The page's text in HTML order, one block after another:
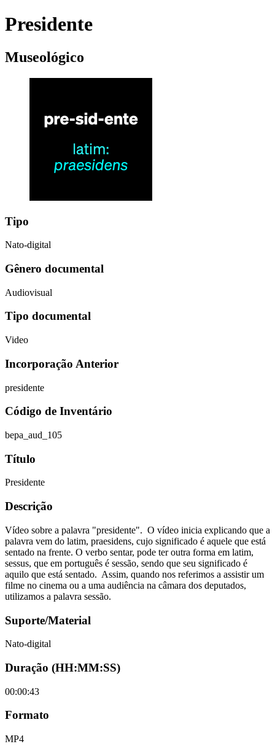
Presidente
Museológico
Tipo
Nato-digital
Gênero documental
Audiovisual
Tipo documental
Video
Incorporação Anterior
presidente
Código de Inventário
bepa_aud_105
Título
Presidente
Descrição
Vídeo sobre a palavra "presidente". O vídeo inicia explicando que a
palavra vem do latim, praesidens, cujo significado é aquele que está
sentado na frente. O verbo sentar, pode ter outra forma em latim,
sessus, que em português é sessão, sendo que seu significado é
aquilo que está sentado. Assim, quando nos referimos a assistir um
filme no cinema ou a uma audiência na câmara dos deputados,
utilizamos a palavra sessão.
Suporte/Material
Nato-digital
Duração (HH:MM:SS)
00:00:43
Formato
MP4